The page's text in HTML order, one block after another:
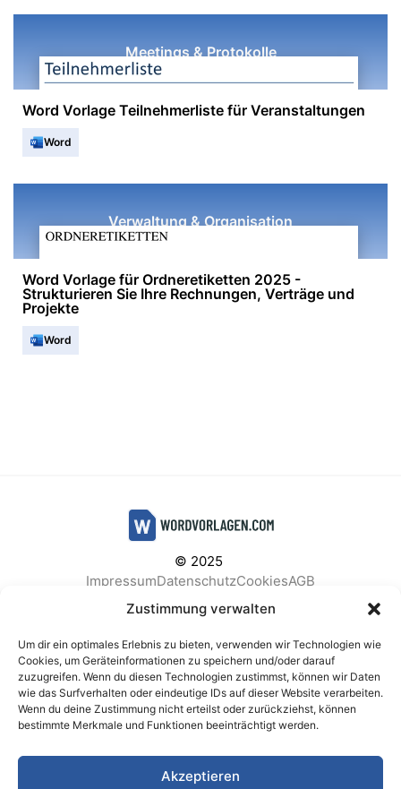
Zustimmung verwalten
Um dir ein optimales Erlebnis zu bieten, verwenden wir Technologien wie
Cookies, um Geräteinformationen zu speichern und/oder darauf
zuzugreifen. Wenn du diesen Technologien zustimmst, können wir Daten
wie das Surfverhalten oder eindeutige IDs auf dieser Website verarbeiten.
Wenn du deine Zustimmung nicht erteilst oder zurückziehst, können
bestimmte Merkmale und Funktionen beeinträchtigt werden.
Akzeptieren
Meetings & Protokolle
Word Vorlage Teilnehmerliste für Veranstaltungen
Word
Verwaltung & Organisation
Word Vorlage für Ordneretiketten 2025 -
Strukturieren Sie Ihre Rechnungen, Verträge und
Projekte
Word
© 2025
ImpressumDatenschutzCookiesAGB
Facebook
Instagram
BELIEBTE KATEGORIEN
Berichte & Analysen Business
Einkauf & Beschaffung
Gesundheit & Vorsorge